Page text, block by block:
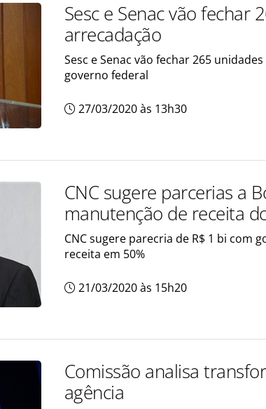
Sesc e Senac vão fechar
arrecadação
Sesc e Senac vão fechar 265
governo federal
27/03/2020 às 13h30
CNC sugere parcerias a
manutenção de receita
CNC sugere parecria de R$ 1 bi com
receita em 50%
21/03/2020 às 15h20
Comissão analisa
agência